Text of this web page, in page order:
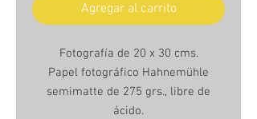
Agregar al carrito
Fotografía de 20 x 30 cms.
Papel fotográfico Hahnemühle
semimatte de 275 grs., libre de
ácido.